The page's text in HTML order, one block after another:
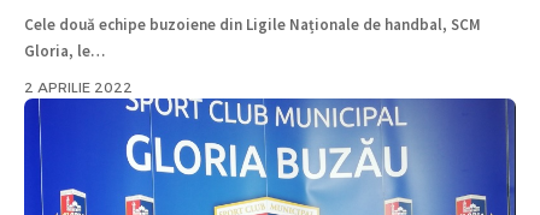
Cele două echipe buzoiene din Ligile Naționale de handbal, SCM
Gloria, le…
2 APRILIE 2022